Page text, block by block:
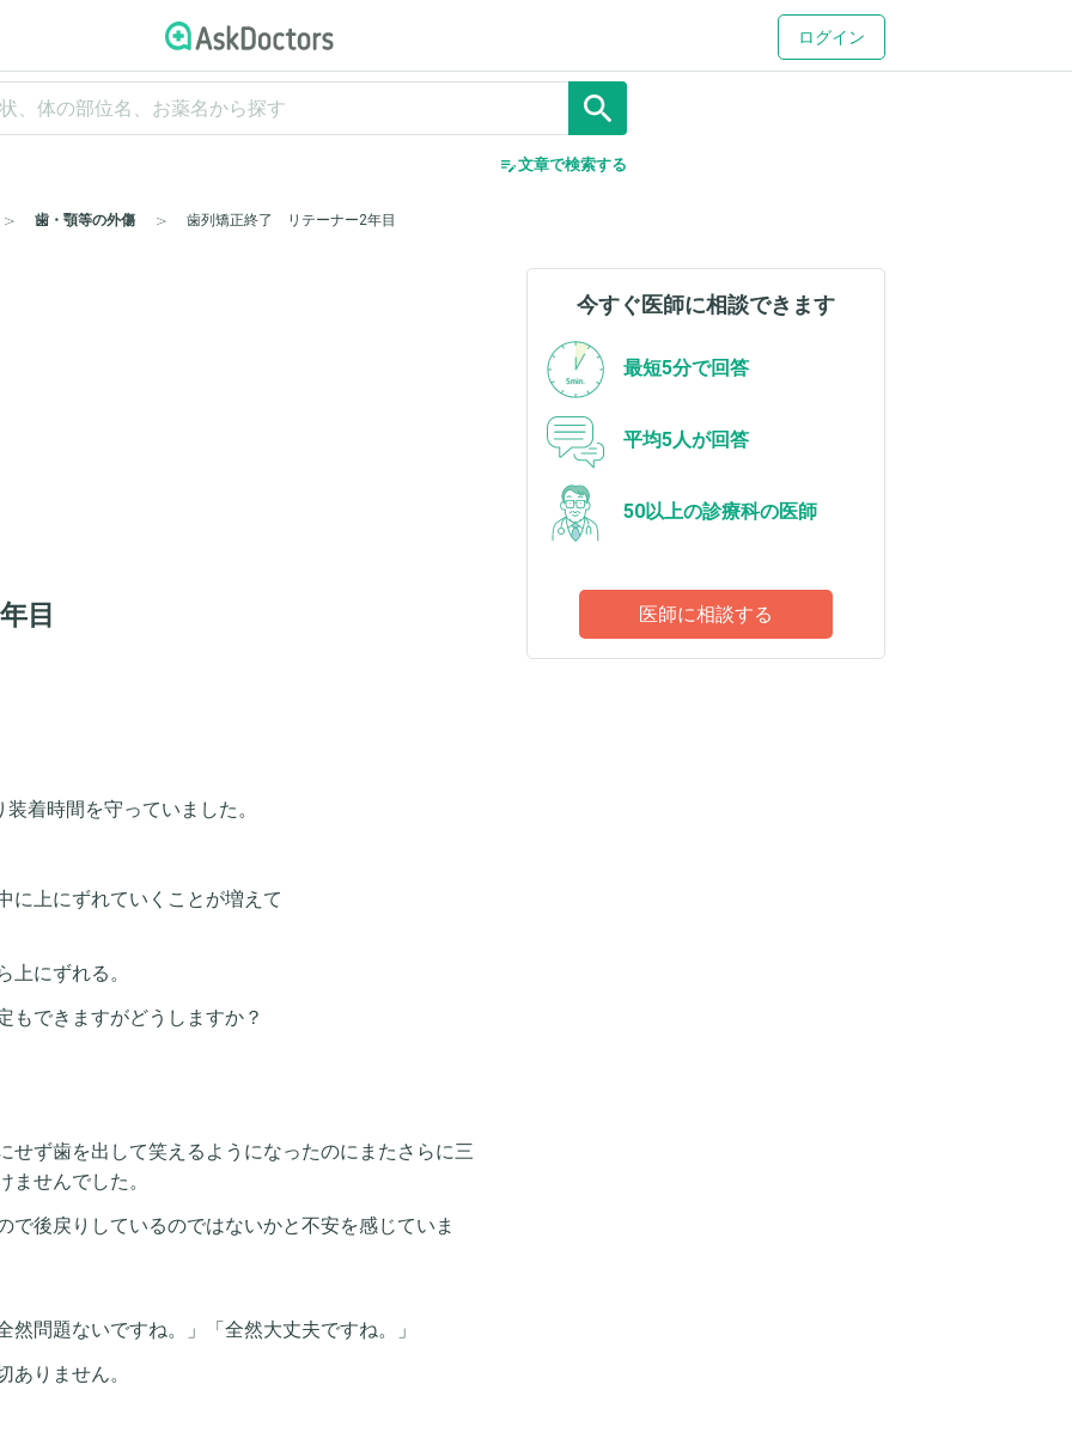
ログイン
search
edit_note文章で検索する
歯・顎等の外傷 歯列矯正終了 リテーナー2年目
目
着時間を守っていました。
に上にずれていくことが増えて
にずれる。
もできますがどうしますか？
せず歯を出して笑えるようになったのにまたさらに三
せんでした。
後戻りしているのではないかと不安を感じていま
問題ないですね。」「全然大丈夫ですね。」
りません。
今すぐ医師に相談できます
最短5分で回答
平均5人が回答
50以上の診療科の医師
医師に相談する